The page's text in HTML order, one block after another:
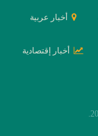
أخبار عربية
أخبار إقتصادية